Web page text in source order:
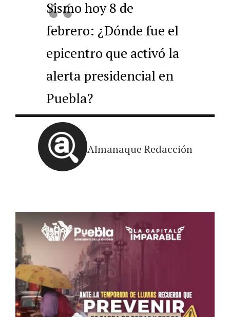
Sismo hoy 8 de
febrero: ¿Dónde fue el
epicentro que activó la
alerta presidencial en
Puebla?
Almanaque Redacción